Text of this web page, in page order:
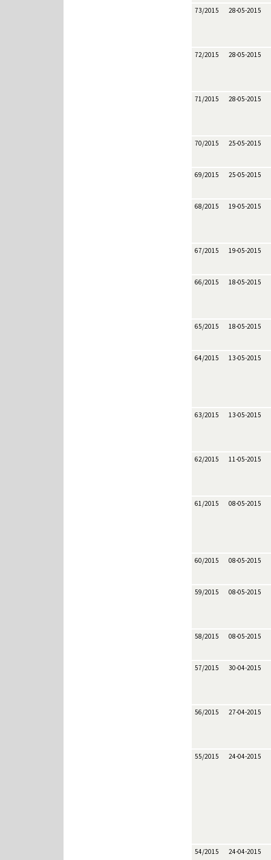
73/2015 28-05-2015
72/2015 28-05-2015
71/2015 28-05-2015
70/2015 25-05-2015
69/2015 25-05-2015
68/2015 19-05-2015
67/2015 19-05-2015
66/2015 18-05-2015
65/2015 18-05-2015
64/2015 13-05-2015
63/2015 13-05-2015
62/2015 11-05-2015
61/2015 08-05-2015
60/2015 08-05-2015
59/2015 08-05-2015
58/2015 08-05-2015
57/2015 30-04-2015
56/2015 27-04-2015
55/2015 24-04-2015
54/2015 24-04-2015